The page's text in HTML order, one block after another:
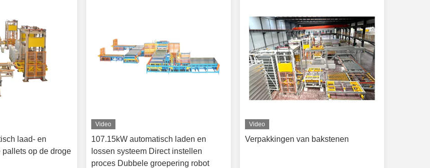
laad- en
pallets op de droge
Video
107.15kW automatisch laden en
lossen systeem Direct instellen
proces Dubbele groepering robot
Video
Verpakkingen van bakstenen